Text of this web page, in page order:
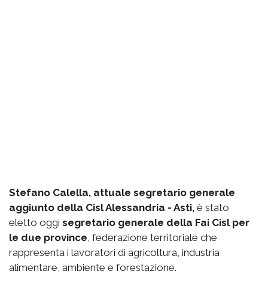
Stefano Calella, attuale segretario generale
aggiunto della Cisl Alessandria - Asti, è stato
eletto oggi segretario generale della Fai Cisl per
le due province, federazione territoriale che
rappresenta i lavoratori di agricoltura, industria
alimentare, ambiente e forestazione.